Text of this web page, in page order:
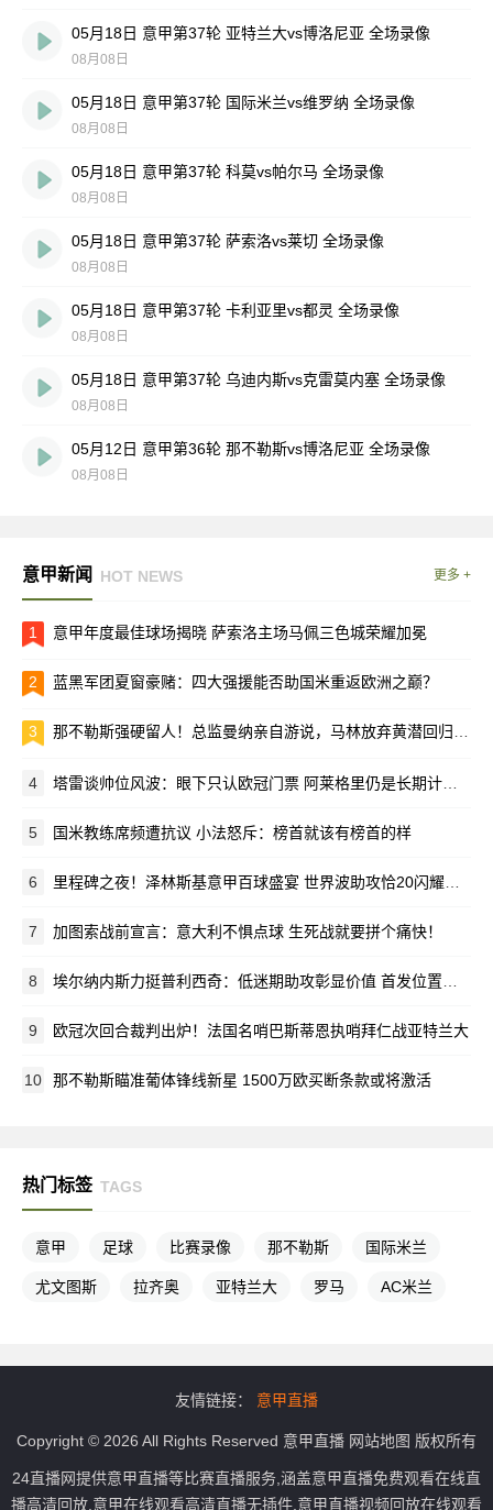
05月18日 意甲第37轮 亚特兰大vs博洛尼亚 全场录像
08月08日
05月18日 意甲第37轮 国际米兰vs维罗纳 全场录像
08月08日
05月18日 意甲第37轮 科莫vs帕尔马 全场录像
08月08日
05月18日 意甲第37轮 萨索洛vs莱切 全场录像
08月08日
05月18日 意甲第37轮 卡利亚里vs都灵 全场录像
08月08日
05月18日 意甲第37轮 乌迪内斯vs克雷莫内塞 全场录像
08月08日
05月12日 意甲第36轮 那不勒斯vs博洛尼亚 全场录像
08月08日
意甲新闻 HOT NEWS 更多 +
1 意甲年度最佳球场揭晓 萨索洛主场马佩三色城荣耀加冕
2 蓝黑军团夏窗豪赌：四大强援能否助国米重返欧洲之巅？
3 那不勒斯强硬留人！总监曼纳亲自游说，马林放弃黄潜回归母队
4 塔雷谈帅位风波：眼下只认欧冠门票 阿莱格里仍是长期计划核心
5 国米教练席频遭抗议 小法怒斥：榜首就该有榜首的样
6 里程碑之夜！泽林斯基意甲百球盛宴 世界波助攻恰20闪耀梅阿查
7 加图索战前宣言：意大利不惧点球 生死战就要拼个痛快！
8 埃尔纳内斯力挺普利西奇：低迷期助攻彰显价值 首发位置该留给他
9 欧冠次回合裁判出炉！法国名哨巴斯蒂恩执哨拜仁战亚特兰大
10 那不勒斯瞄准葡体锋线新星 1500万欧买断条款或将激活
热门标签 TAGS
意甲 足球 比赛录像 那不勒斯 国际米兰
尤文图斯 拉齐奥 亚特兰大 罗马 AC米兰
友情链接： 意甲直播
Copyright © 2026 All Rights Reserved 意甲直播 网站地图 版权所有
24直播网提供意甲直播等比赛直播服务,涵盖意甲直播免费观看在线直
播高清回放,意甲在线观看高清直播无插件,意甲直播视频回放在线观看